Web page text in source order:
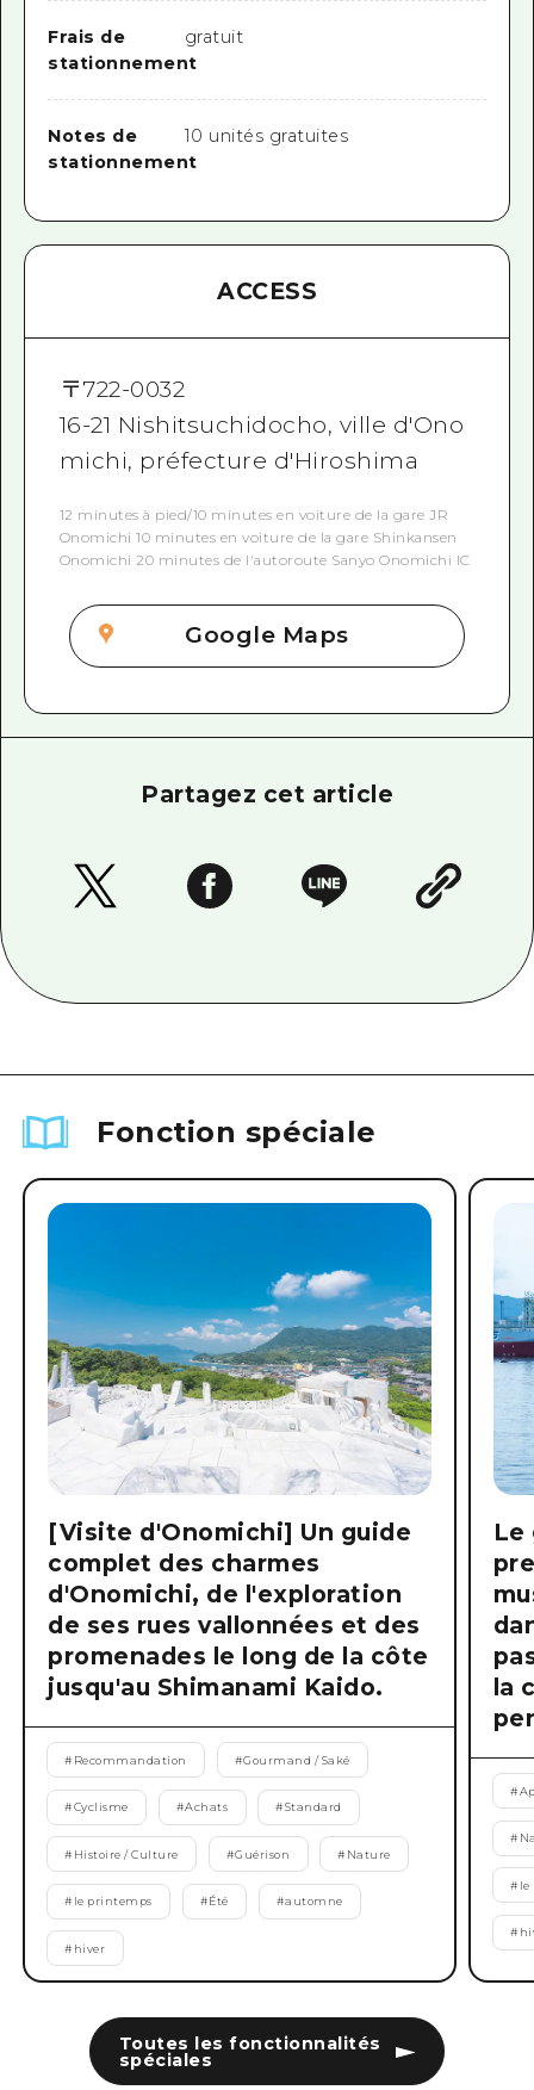
Frais de
stationnement
gratuit
Notes de
stationnement
10 unités gratuites
ACCESS
〒722-0032
16-21 Nishitsuchidocho, ville d'Ono
michi, préfecture d'Hiroshima
12 minutes à pied/10 minutes en voiture de la gare JR
Onomichi 10 minutes en voiture de la gare Shinkansen
Onomichi 20 minutes de l'autoroute Sanyo Onomichi IC
Google Maps
Partagez cet article
Fonction spéciale
Toutes les fonctionnalités
spéciales
[Visite d'Onomichi] Un guide
complet des charmes
d'Onomichi, de l'exploration
de ses rues vallonnées et des
promenades le long de la côte
jusqu'au Shimanami Kaido.
# Recommandation #Gourmand / Saké
#Cyclisme #Achats #Standard
# Histoire / Culture #Guérison # Nature
# le printemps #Été #automne
# hiver
Le
la
#
#
# le
#